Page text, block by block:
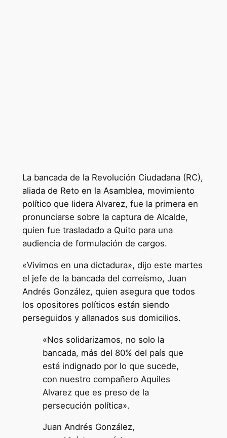
La bancada de la Revolución Ciudadana (RC),
aliada de Reto en la Asamblea, movimiento
político que lidera Alvarez, fue la primera en
pronunciarse sobre la captura de Alcalde,
quien fue trasladado a Quito para una
audiencia de formulación de cargos.
«Vivimos en una dictadura», dijo este martes
el jefe de la bancada del correísmo, Juan
Andrés González, quien asegura que todos
los opositores políticos están siendo
perseguidos y allanados sus domicilios.
«Nos solidarizamos, no solo la
bancada, más del 80% del país que
está indignado por lo que sucede,
con nuestro compañero Aquiles
Alvarez que es preso de la
persecución política».
Juan Andrés González,